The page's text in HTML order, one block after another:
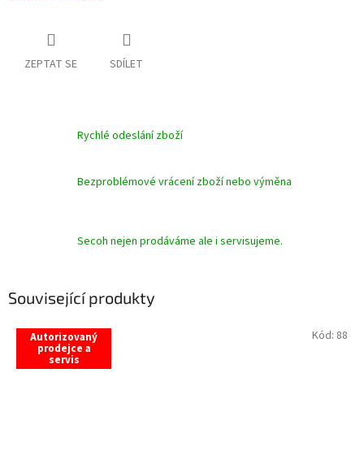
ZEPTAT SE SDÍLET
Rychlé odeslání zboží
Bezproblémové vrácení zboží nebo výměna
Secoh nejen prodáváme ale i servisujeme.
Související produkty
Autorizovaný
prodejce a
servis
Kód: 88